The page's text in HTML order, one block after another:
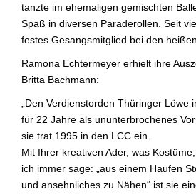
tanzte im ehemaligen gemischten
Spaß in diversen Paraderollen. Seit
festes Gesangsmitglied bei den
Ramona Echtermeyer erhielt ihre
Britta Bachmann:
„Den Verdienstorden Thüringer Löwe
für 22 Jahre als ununterbrochenes
sie trat 1995 in den LCC ein.
Mit Ihrer kreativen Ader, was
ich immer sage: „aus einem Haufen
und ansehnliches zu Nähen“ ist sie